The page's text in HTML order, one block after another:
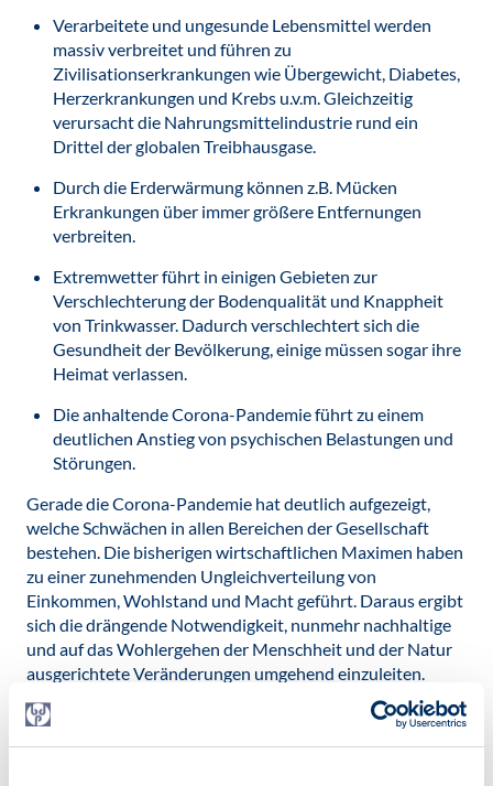
Verarbeitete und ungesunde Lebensmittel werden
massiv verbreitet und führen zu
Zivilisationserkrankungen wie Übergewicht, Diabetes,
Herzerkrankungen und Krebs u.v.m. Gleichzeitig
verursacht die Nahrungsmittelindustrie rund ein
Drittel der globalen Treibhausgase.
Durch die Erderwärmung können z.B. Mücken
Erkrankungen über immer größere Entfernungen
verbreiten.
Extremwetter führt in einigen Gebieten zur
Verschlechterung der Bodenqualität und Knappheit
von Trinkwasser. Dadurch verschlechtert sich die
Gesundheit der Bevölkerung, einige müssen sogar ihre
Heimat verlassen.
Die anhaltende Corona-Pandemie führt zu einem
deutlichen Anstieg von psychischen Belastungen und
Störungen.
Gerade die Corona-Pandemie hat deutlich aufgezeigt,
welche Schwächen in allen Bereichen der Gesellschaft
bestehen. Die bisherigen wirtschaftlichen Maximen haben
zu einer zunehmenden Ungleichverteilung von
Einkommen, Wohlstand und Macht geführt. Daraus ergibt
sich die drängende Notwendigkeit, nunmehr nachhaltige
und auf das Wohlergehen der Menschheit und der Natur
ausgerichtete Veränderungen umgehend einzuleiten.
Gesundheit für alle soll für diese und folgende
Generationen erreicht werden, ohne dabei die
ökologischen Grenzen zu überschreiten.